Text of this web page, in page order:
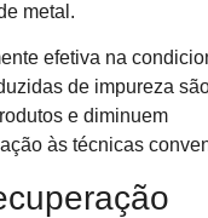
metal.
efetiva na
de impureza
e diminuem
às técnicas